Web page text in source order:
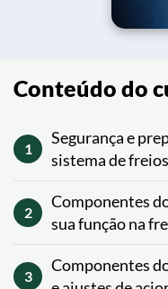
Conteúdo do
1
Segurança e
sistema de
2
Componentes
sua função na
3
Componentes